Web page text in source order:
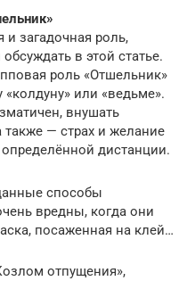
и загадочная роль,
в этой статье.
роль «Отшельник»
или «ведьме».
внушать
также — страх и желание
дистанции.
способы
вредны, когда они
посаженная на клей…
отпущения»,